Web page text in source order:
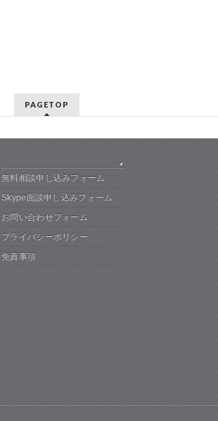
PAGETOP
無料相談申し込みフォーム
Skype面談申し込みフォーム
お問い合わせフォーム
プライバシーポリシー
免責事項